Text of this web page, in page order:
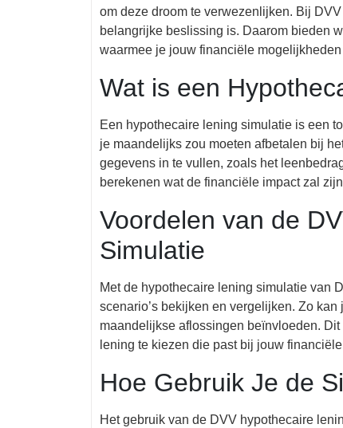
om deze droom te verwezenlijken. Bij
belangrijke beslissing is. Daarom bieden
waarmee je jouw financiële
Wat is een
Een hypothecaire lening simulatie is een
je maandelijks zou moeten afbetalen bij
gegevens in te vullen, zoals het
berekenen wat de financiële impact zal
Voordelen van de
Simulatie
Met de hypothecaire lening simulatie van
scenario’s bekijken en vergelijken. Zo
maandelijkse aflossingen beïnvloeden.
lening te kiezen die past bij jouw
Hoe Gebruik Je de
Het gebruik van de DVV hypothecaire